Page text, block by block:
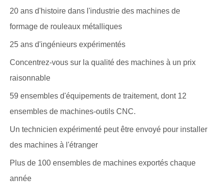
20 ans d'histoire dans l'industrie des machines de
formage de rouleaux métalliques
25 ans d'ingénieurs expérimentés
Concentrez-vous sur la qualité des machines à un prix
raisonnable
59 ensembles d'équipements de traitement, dont 12
ensembles de machines-outils CNC.
Un technicien expérimenté peut être envoyé pour installer
des machines à l'étranger
Plus de 100 ensembles de machines exportés chaque
année